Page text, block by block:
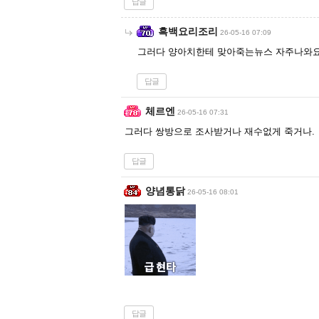
흑백요리조리 26-05-16 07:09
그러다 양아치한테 맞아죽는뉴스 자주나와
답글
체르엔 26-05-16 07:31
그러다 쌍방으로 조사받거나 재수없게 죽거나.
답글
양념통닭 26-05-16 08:01
답글